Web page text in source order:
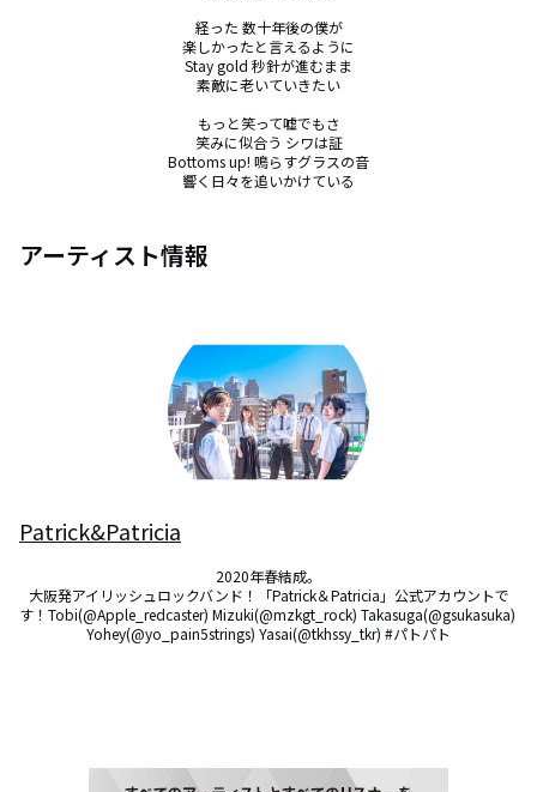
経った 数十年後の僕が
楽しかったと言えるように
Stay gold 秒針が進むまま
素敵に老いていきたい
もっと笑って嘘でもさ
笑みに似合う シワは証
Bottoms up! 鳴らすグラスの音
響く日々を追いかけている
アーティスト情報
Patrick&Patricia
2020年春結成。
大阪発アイリッシュロックバンド！「Patrick＆Patricia」公式アカウントで
す！Tobi(@Apple_redcaster) Mizuki(@mzkgt_rock) Takasuga(@gsukasuka)
Yohey(@yo_pain5strings) Yasai(@tkhssy_tkr) #パトパト